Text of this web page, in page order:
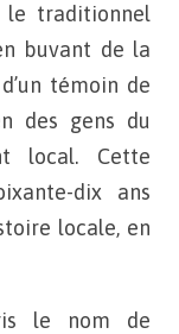
le traditionnel
buvant de la
d’un témoin de
des gens du
local. Cette
dix ans
locale, en
le nom de